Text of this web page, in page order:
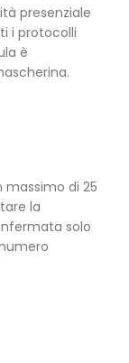
presenziale
i protocolli
è
massimo di 25
la
solo